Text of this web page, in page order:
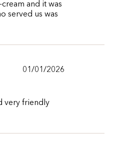
and it was
served us was
01/01/2026
very friendly